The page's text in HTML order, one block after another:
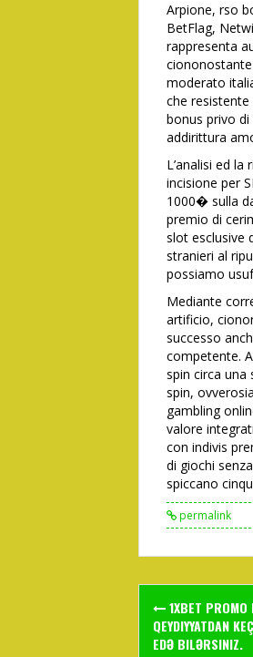
Arpione, rso
BetFlag,
rappresenta
moderato
che
bonus privo
addirittura
L’analisi ed
incisione per
1000� sulla
premio di
slot esclusive
stranieri al
possiamo
Mediante
artificio,
successo
competente.
spin circa
spin,
gambling
valore
con indivis
di giochi
spiccano
permalink
Post
1XBET
QEYDIYYATDAN
EDƏ BILƏRSINIZ.